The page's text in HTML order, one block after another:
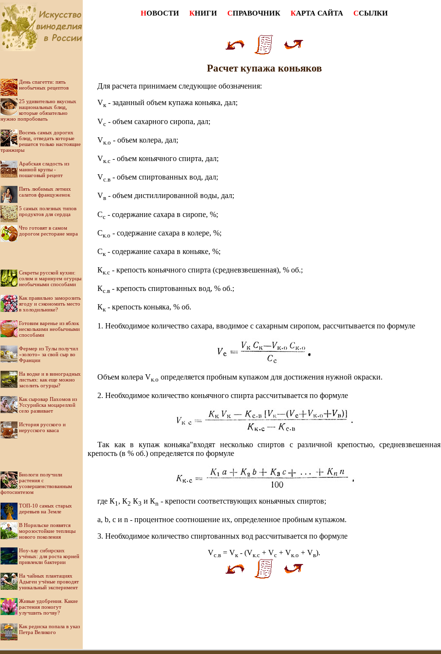
День спагетти: пять
необычных рецептов
25 удивительно вкусных
национальных блюд,
которые обязательно
нужно попробовать
Восемь самых дорогих
блюд, отведать которые
решатся только настоящие
транжиры
Арабская сладость из
манной крупы -
пошаговый рецепт
Пять любимых летних
салатов француженок
5 самых полезных типов
продуктов для сердца
Что готовят в самом
дорогом ресторане мира
Секреты русской кухни:
солим и маринуем огурцы
необычными способами
Как правильно заморозить
ягоду и сэкономить место
в холодильнике?
Готовим варенье из яблок
несколькими необычными
способами
Фермер из Тулы получил
«золото» за свой сыр во
Франции
На водке и в виноградных
листьях: как еще можно
засолить огурцы?
Как сыровар Пахомов из
Уссурийска моцареллой
село развивает
История русского и
нерусского кваса
Биологи получили
растения с
усовершенствованным
фотосинтезом
ТОП-10 самых старых
деревьев на Земле
В Норильске появятся
морозостойкие теплицы
нового поколения
Ноу-хау сибирских
учёных: для роста корней
привлекли бактерии
На чайных плантациях
Адыгеи учёные проводят
уникальный эксперимент
Живые удобрения. Какие
растения помогут
улучшить почву?
Как редиска попала в указ
Петра Великого
НОВОСТИ КНИГИ СПРАВОЧНИК КАРТА САЙТА ССЫЛКИ
Расчет купажа коньяков
Для расчета принимаем следующие обозначения:
Vк - заданный объем купажа коньяка, дал;
Vc - объем сахарного сиропа, дал;
Vк.о - объем колера, дал;
Vк.с - объем коньячного спирта, дал;
Vс.в - объем спиртованных вод, дал;
Vв - объем дистиллированной воды, дал;
Сс - содержание сахара в сиропе, %;
Ск.о - содержание сахара в колере, %;
Ск - содержание сахара в коньяке, %;
Кк.с - крепость коньячного спирта (средневзвешенная), % об.;
Кс.в - крепость спиртованных вод, % об.;
Кк - крепость коньяка, % об.
1. Необходимое количество сахара, вводимое с сахарным сиропом, рассчитывается по формуле
Объем колера Vк.о определяется пробным купажом для достижения нужной окраски.
2. Необходимое количество коньячного спирта рассчитывается по формуле
Так как в купаж коньяка"входят несколько спиртов с различной крепостью, средневзвешенная
крепость (в % об.) определяется по формуле
где К1, К2 К3 и Кn - крепости соответствующих коньячных спиртов;
а, b, с и n - процентное соотношение их, определенное пробным купажом.
3. Необходимое количество спиртованных вод рассчитывается по формуле
Vc.в = Vк - (Vк.с + Vс + Vк.о + Vв).